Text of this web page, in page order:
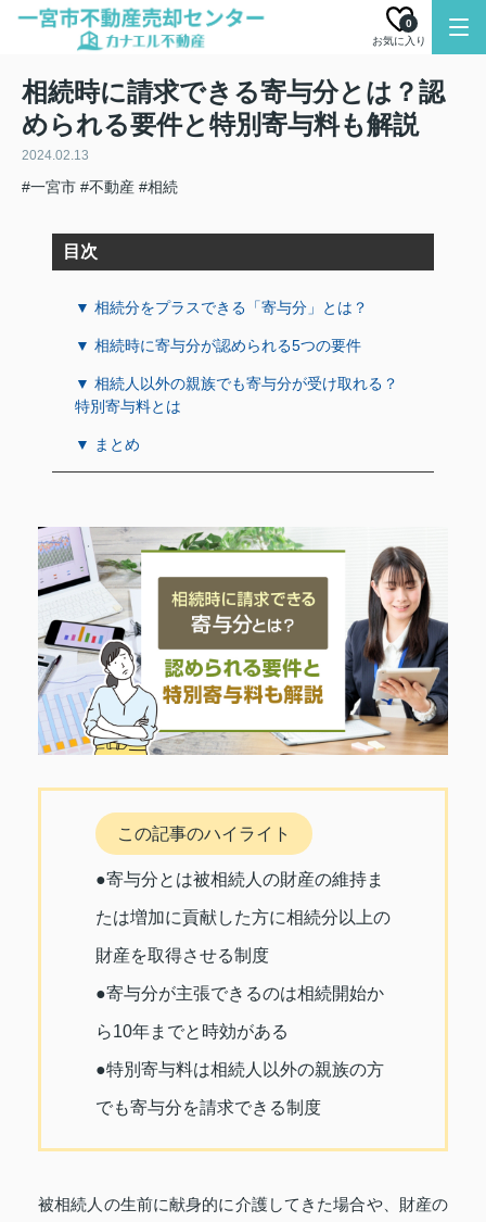
お気に入り
0
相続時に請求できる寄与分とは？認
められる要件と特別寄与料も解説
2024.02.13
#一宮市 #不動産 #相続
目次
▼ 相続分をプラスできる「寄与分」とは？
▼ 相続時に寄与分が認められる5つの要件
▼ 相続人以外の親族でも寄与分が受け取れる？
特別寄与料とは
▼ まとめ
この記事のハイライト
●寄与分とは被相続人の財産の維持ま
たは増加に貢献した方に相続分以上の
財産を取得させる制度
●寄与分が主張できるのは相続開始か
ら10年までと時効がある
●特別寄与料は相続人以外の親族の方
でも寄与分を請求できる制度
被相続人の生前に献身的に介護してきた場合や、財産の